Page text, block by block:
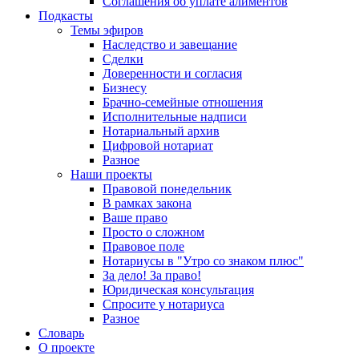
Подкасты
Темы эфиров
Наследство и завещание
Сделки
Доверенности и согласия
Бизнесу
Брачно-семейные отношения
Исполнительные надписи
Нотариальный архив
Цифровой нотариат
Разное
Наши проекты
Правовой понедельник
В рамках закона
Ваше право
Просто о сложном
Правовое поле
Нотариусы в "Утро со знаком плюс"
За дело! За право!
Юридическая консультация
Спросите у нотариуса
Разное
Словарь
О проекте